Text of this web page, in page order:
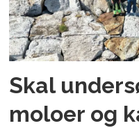
Skal
moloer og